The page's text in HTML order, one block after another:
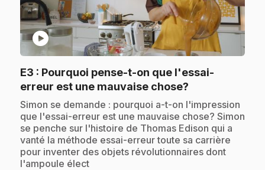
play_circle
E3 : Pourquoi pense-t-on que l'essai-
erreur est une mauvaise chose?
.Simon se demande : pourquoi a-t-on l'impression
que l'essai-erreur est une mauvaise chose? Simon
se penche sur l'histoire de Thomas Edison qui a
vanté la méthode essai-erreur toute sa carrière
pour inventer des objets révolutionnaires dont
l'ampoule élect